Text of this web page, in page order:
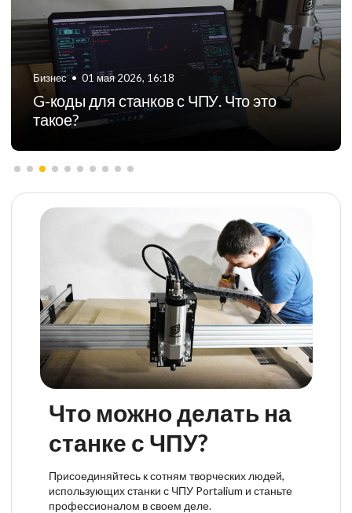
Бизнес • 06 августа 2024, 11:21
ТОП-5 российских производителей
фрезерных станков с ЧПУ
Что можно делать на
станке с ЧПУ?
Присоединяйтесь к сотням творческих людей,
использующих станки с ЧПУ Portalium и станьте
профессионалом в своем деле.